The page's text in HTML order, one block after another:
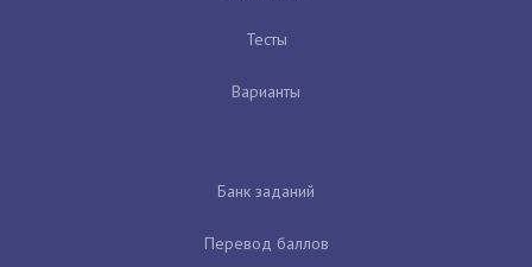
Тесты
Варианты
Банк заданий
Перевод баллов